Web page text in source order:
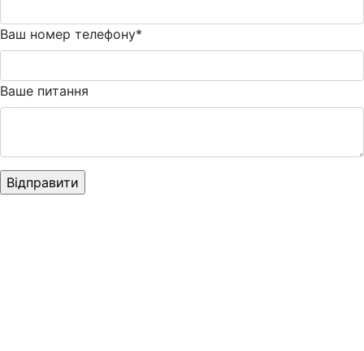
Ваш номер телефону*
Ваше питання